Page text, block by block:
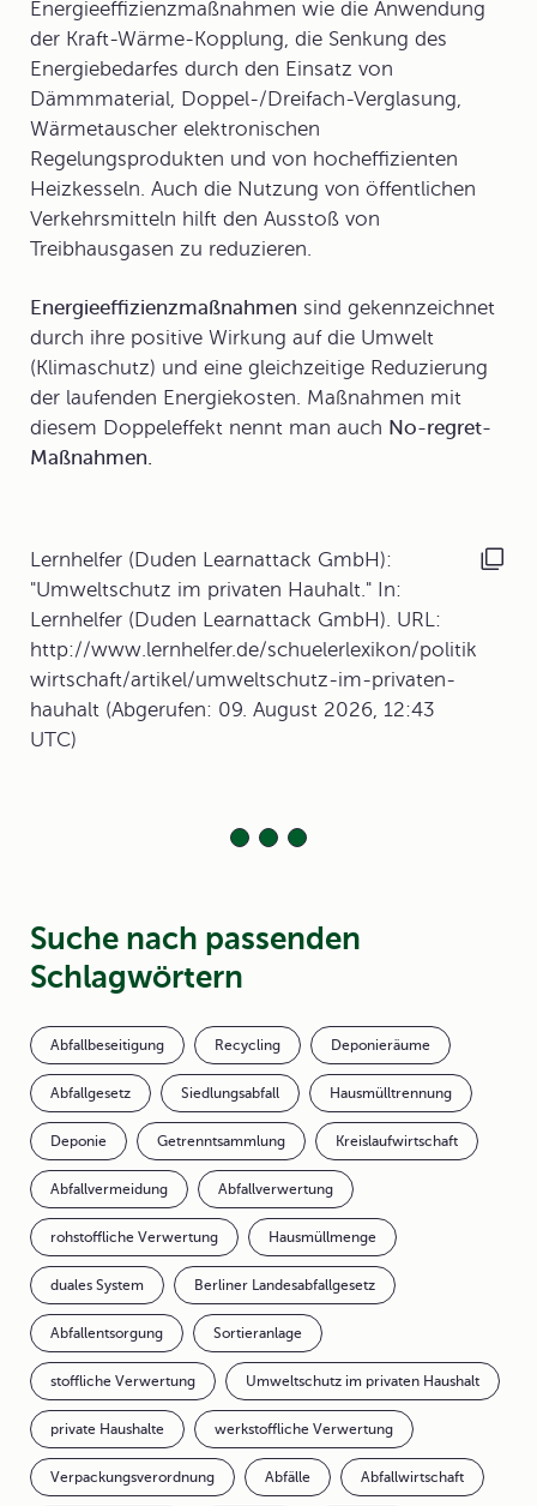
Energieeffizienzmaßnahmen wie die Anwendung
der Kraft-Wärme-Kopplung, die Senkung des
Energiebedarfes durch den Einsatz von
Dämmmaterial, Doppel-/Dreifach-Verglasung,
Wärmetauscher elektronischen
Regelungsprodukten und von hocheffizienten
Heizkesseln. Auch die Nutzung von öffentlichen
Verkehrsmitteln hilft den Ausstoß von
Treibhausgasen zu reduzieren.
Energieeffizienzmaßnahmen sind gekennzeichnet
durch ihre positive Wirkung auf die Umwelt
(Klimaschutz) und eine gleichzeitige Reduzierung
der laufenden Energiekosten. Maßnahmen mit
diesem Doppeleffekt nennt man auch No-regret-
Maßnahmen.
Lernhelfer (Duden Learnattack GmbH):
"Umweltschutz im privaten Hauhalt." In:
Lernhelfer (Duden Learnattack GmbH). URL:
http://www.lernhelfer.de/schuelerlexikon/politik
wirtschaft/artikel/umweltschutz-im-privaten-
hauhalt (Abgerufen: 09. August 2026, 12:43
UTC)
Suche nach passenden
Schlagwörtern
Abfallbeseitigung Recycling Deponieräume
Abfallgesetz Siedlungsabfall Hausmülltrennung
Deponie Getrenntsammlung Kreislaufwirtschaft
Abfallvermeidung Abfallverwertung
rohstoffliche Verwertung Hausmüllmenge
duales System Berliner Landesabfallgesetz
Abfallentsorgung Sortieranlage
stoffliche Verwertung Umweltschutz im privaten Haushalt
private Haushalte werkstoffliche Verwertung
Verpackungsverordnung Abfälle Abfallwirtschaft